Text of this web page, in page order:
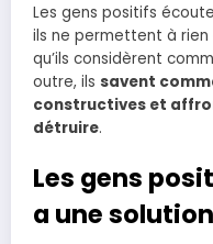
Les gens positifs
ils ne permettent à rien
qu’ils considèrent
outre, ils savent
constructives et
détruire.
Les gens
a une solution